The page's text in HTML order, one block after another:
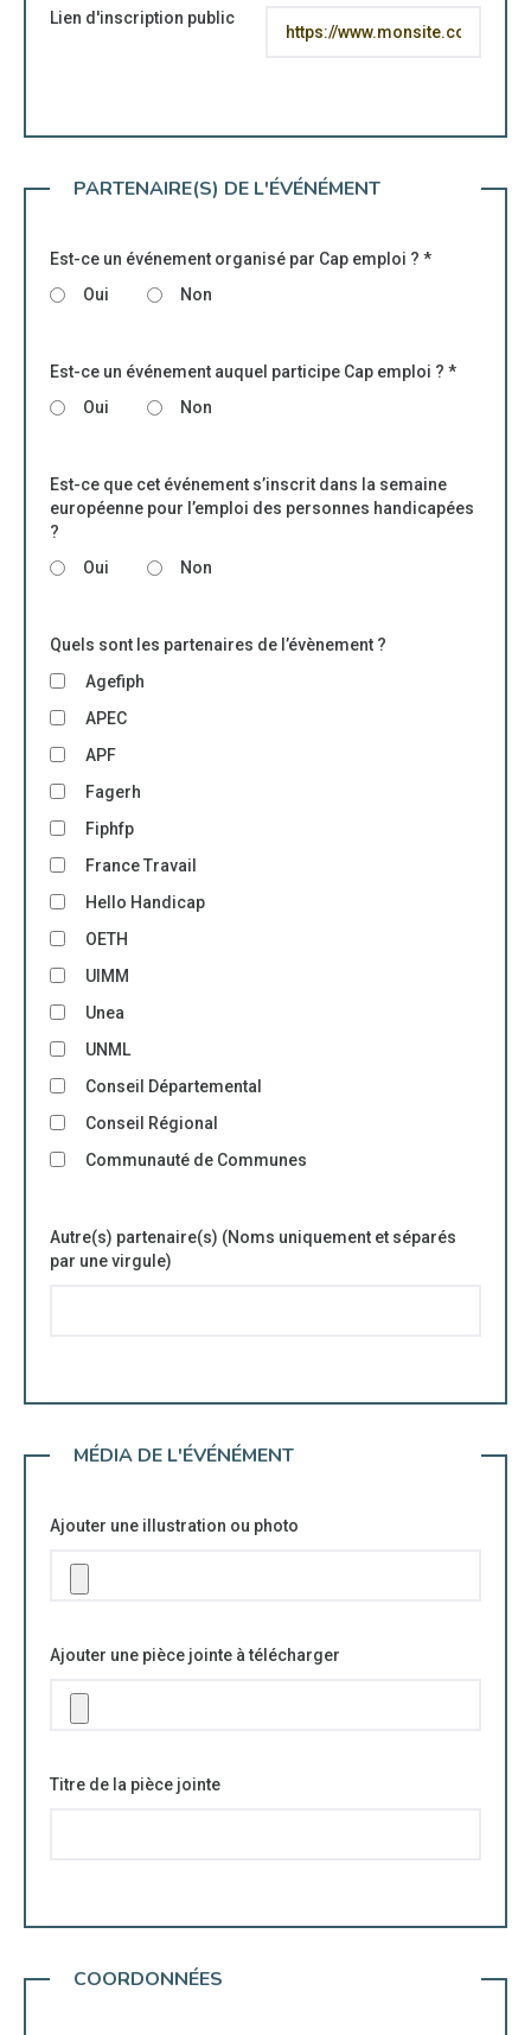
Lien d'inscription public
PARTENAIRE(S) DE L'ÉVÉNÉMENT
Est-ce un événement organisé par Cap emploi ? *
Oui
Non
Est-ce un événement auquel participe Cap emploi ? *
Oui
Non
Est-ce que cet événement s’inscrit dans la semaine
européenne pour l’emploi des personnes handicapées
?
Oui
Non
Quels sont les partenaires de l’évènement ?
Agefiph
APEC
APF
Fagerh
Fiphfp
France Travail
Hello Handicap
OETH
UIMM
Unea
UNML
Conseil Départemental
Conseil Régional
Communauté de Communes
Autre(s) partenaire(s) (Noms uniquement et séparés
par une virgule)
MÉDIA DE L'ÉVÉNÉMENT
Ajouter une illustration ou photo
Ajouter une pièce jointe à télécharger
Titre de la pièce jointe
COORDONNÉES